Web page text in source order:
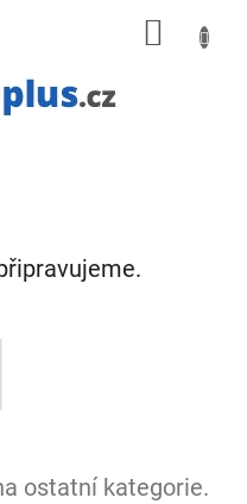
ostatní kategorie.